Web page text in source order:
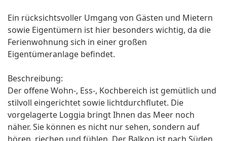
Ein rücksichtsvoller Umgang von Gästen und Mietern
sowie Eigentümern ist hier besonders wichtig, da die
Ferienwohnung sich in einer großen
Eigentümeranlage befindet.
Beschreibung:
Der offene Wohn-, Ess-, Kochbereich ist gemütlich und
stilvoll eingerichtet sowie lichtdurchflutet. Die
vorgelagerte Loggia bringt Ihnen das Meer noch
näher. Sie können es nicht nur sehen, sondern auf